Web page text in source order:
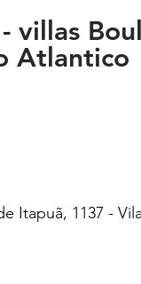
villas
Atlantico
Itapuã, 1137 -